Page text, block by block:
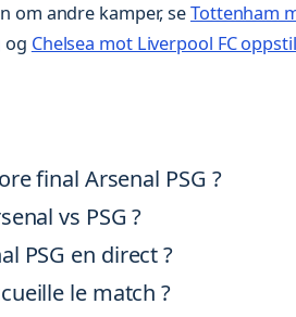
om andre kamper, seTottenham
og Chelsea mot Liverpool FC
final Arsenal PSG ?
vs PSG ?
PSG en direct ?
le match ?